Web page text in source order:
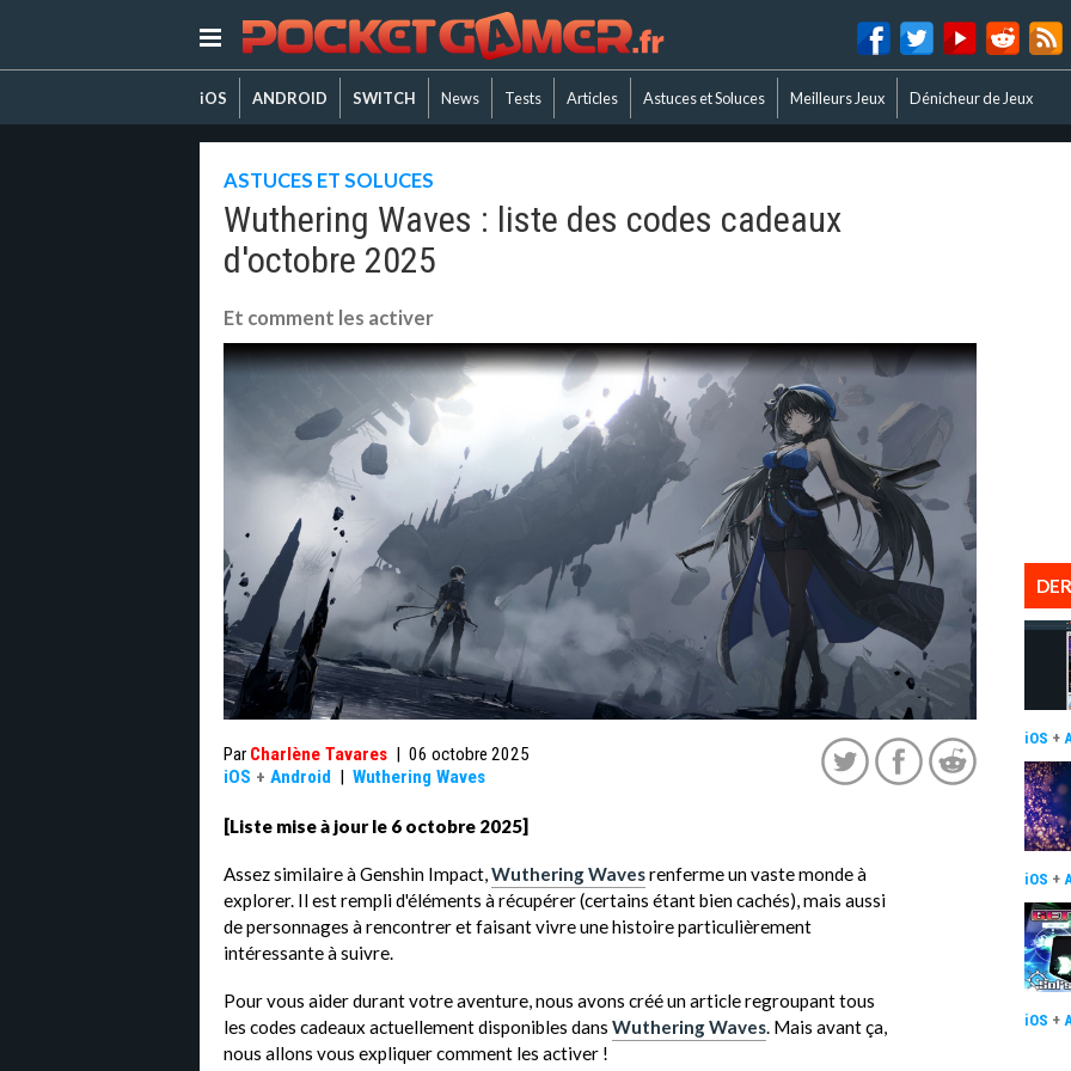
iOS ANDROID SWITCH News Tests Articles Astuces et Soluces Meilleurs Jeux Dénicheur de Jeux
ASTUCES ET SOLUCES
Wuthering Waves : liste des codes cadeaux
d'octobre 2025
Et comment les activer
Par Charlène Tavares | 06 octobre 2025
iOS + Android | Wuthering Waves
[Liste mise à jour le 6 octobre 2025]
Assez similaire à Genshin Impact,Wuthering Wavesrenferme un vaste monde à
explorer. Il est rempli d'éléments à récupérer (certains étant bien cachés), mais aussi
de personnages à rencontrer et faisant vivre une histoire particulièrement
intéressante à suivre.
Pour vous aider durant votre aventure, nous avons créé un article regroupant tous
les codes cadeaux actuellement disponibles dans Wuthering Waves. Mais avant ça,
nous allons vous expliquer comment les activer !
iOS +
iOS +
iOS +